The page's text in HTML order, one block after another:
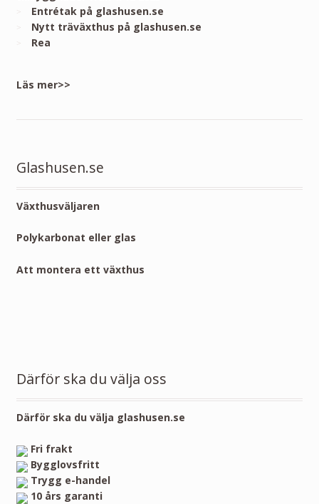
Entrétak på glashusen.se
Nytt träväxthus på glashusen.se
Rea
Läs mer>>
Glashusen.se
Växthusväljaren
Polykarbonat eller glas
Att montera ett växthus
Därför ska du välja oss
Därför ska du välja glashusen.se
Fri frakt
Bygglovsfritt
Trygg e-handel
10 års garanti